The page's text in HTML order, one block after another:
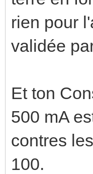
rien pour
validée
Et ton
500 mA
contres
100.